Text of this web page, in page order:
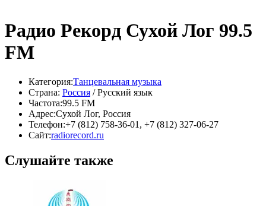
Радио Рекорд Сухой Лог 99.5
FM
Категория:Танцевальная музыка
Страна: Россия / Русский язык
Частота:99.5 FM
Адрес:Сухой Лог, Россия
Телефон:+7 (812) 758-36-01, +7 (812) 327-06-27
Сайт:radiorecord.ru
Слушайте также